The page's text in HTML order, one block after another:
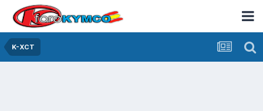
K-XCT